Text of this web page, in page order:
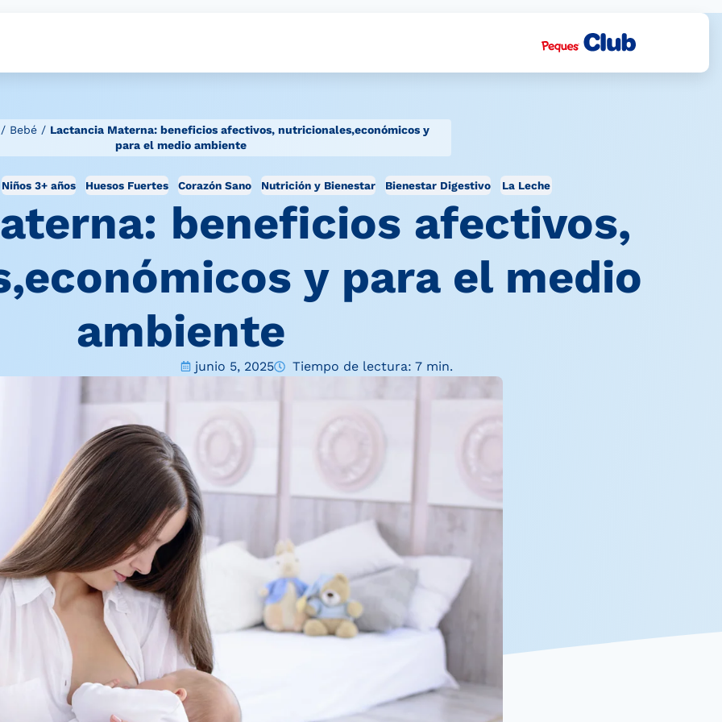
Bebé / Lactancia Materna: beneficios afectivos, nutricionales,económicos y
para el medio ambiente
Niños 3+ años Huesos Fuertes Corazón Sano Nutrición y Bienestar Bienestar Digestivo La Leche
beneficios afectivos,
y para el medio
ambiente
junio 5, 2025 Tiempo de lectura: 7 min.